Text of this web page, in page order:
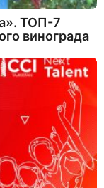
ТОП-7
винограда